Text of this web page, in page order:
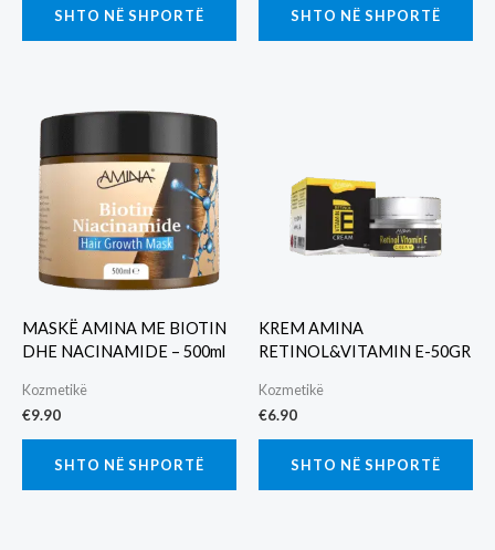
SHTO NË SHPORTË SHTO NË SHPORTË
MASKË AMINA ME BIOTIN
DHE NACINAMIDE – 500ml
Kozmetikë
€9.90
SHTO NË SHPORTË
KREM AMINA
RETINOL&VITAMIN E-50GR
Kozmetikë
€6.90
SHTO NË SHPORTË